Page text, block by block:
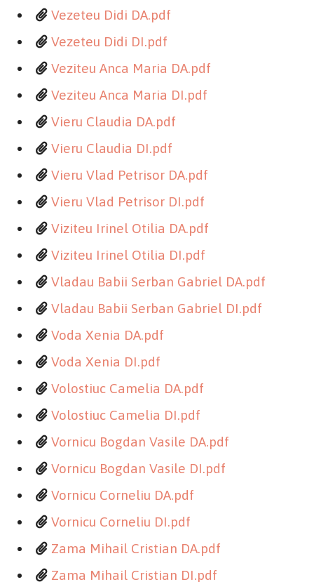
Vezeteu Didi DA.pdf
Vezeteu Didi DI.pdf
Veziteu Anca Maria DA.pdf
Veziteu Anca Maria DI.pdf
Vieru Claudia DA.pdf
Vieru Claudia DI.pdf
Vieru Vlad Petrisor DA.pdf
Vieru Vlad Petrisor DI.pdf
Viziteu Irinel Otilia DA.pdf
Viziteu Irinel Otilia DI.pdf
Vladau Babii Serban Gabriel DA.pdf
Vladau Babii Serban Gabriel DI.pdf
Voda Xenia DA.pdf
Voda Xenia DI.pdf
Volostiuc Camelia DA.pdf
Volostiuc Camelia DI.pdf
Vornicu Bogdan Vasile DA.pdf
Vornicu Bogdan Vasile DI.pdf
Vornicu Corneliu DA.pdf
Vornicu Corneliu DI.pdf
Zama Mihail Cristian DA.pdf
Zama Mihail Cristian DI.pdf